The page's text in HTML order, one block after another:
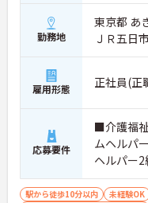
勤務地
東京都 あ
ＪＲ五日
雇用形態 正社員(正
応募要件
■介護福
ムヘルパ
ヘルパー
も相談可
駅から徒歩10分以内 未経験OK